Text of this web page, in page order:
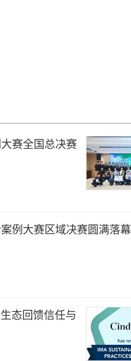
赛全国总决赛
例大赛区域决赛圆满落幕
态回馈信任与